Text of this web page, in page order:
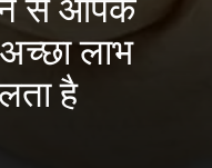
से आपके
लाभ
है